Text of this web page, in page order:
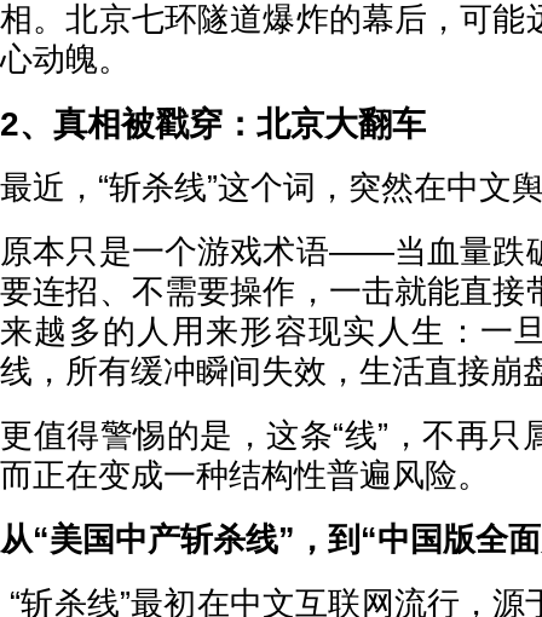
相。北京七环隧道爆炸的幕后，可能
心动魄。
2、真相被戳穿：北京大翻车
最近，“斩杀线”这个词，突然在中文
原本只是一个游戏术语——当血量跌
要连招、不需要操作，一击就能直接
来越多的人用来形容现实人生：一
线，所有缓冲瞬间失效，生活直接崩
更值得警惕的是，这条“线”，不再只
而正在变成一种结构性普遍风险。
从“美国中产斩杀线”，到“中国版全
“斩杀线”最初在中文互联网流行，